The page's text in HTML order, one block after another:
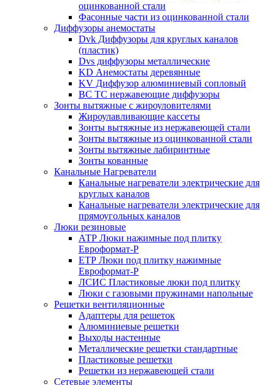
оцинкованной стали
Фасонные части из оцинкованной стали
Диффузоры анемостаты
Dvk Диффузоры для круглых каналов
(пластик)
Dvs диффузоры металлические
KD Анемостаты деревянные
KV Диффузор алюминиевый сопловый
ВС ТС нержавеющие диффузоры
Зонты вытяжные с жироуловителями
Жироулавливающие кассеты
Зонты вытяжные из нержавеющей стали
Зонты вытяжные из оцинкованной стали
Зонты вытяжные лабиринтные
Зонты кованные
Канальные Нагреватели
Канальные нагреватели электрические для
круглых каналов
Канальные нагреватели электрические для
прямоугольных каналов
Люки резиновые
АТР Люки нажимные под плитку
Евроформат-Р
ЕТР Люки под плитку нажимные
Евроформат-Р
ЛСИС Пластиковые люки под плитку
Люки с газовыми пружинами напольные
Решетки вентиляционные
Адаптеры для решеток
Алюминиевые решетки
Выходы настенные
Металлические решетки стандартные
Пластиковые решетки
Решетки из нержавеющей стали
Сетевые элементы